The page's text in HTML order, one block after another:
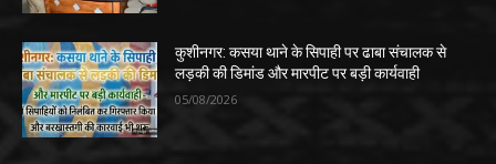
कुशीनगर: कसया थाने के सिपाही पर ढाबा संचालक से
लड़की की डिमांड और मारपीट पर बड़ी कार्यवाही
05/08/2026